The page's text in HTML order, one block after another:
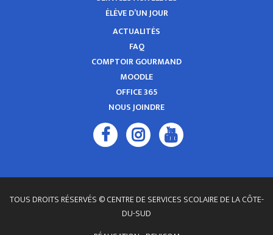
ÉLÈVE D’UN JOUR
ACTUALITÉS
FAQ
COMPTOIR GOURMAND
MOODLE
OFFICE 365
NOUS JOINDRE
TOUS DROITS RÉSERVÉS © CENTRE DE SERVICES SCOLAIRE DE LA CÔTE-
DU-SUD